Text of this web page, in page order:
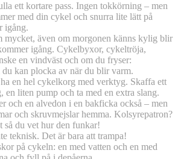
ett kortare pass. Ingen tokkörning – men
med din cykel och snurra lite lätt på
igång.
mycket, även om morgonen känns kylig blir
igång. Cykelbyxor, cykeltröja,
en vindväst och om du fryser:
du kan plocka av när du blir varm.
en hel cykelkorg med verktyg. Skaffa ett
en liten pump och ta med en extra slang.
och en alvedon i en bakficka också – men
och skruvmejslar hemma. Kolsyrepatron?
så du vet hur den funkar!
teknisk. Det är bara att trampa!
på cykeln: en med vatten och en med